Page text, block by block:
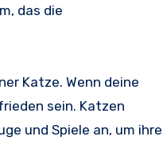
das die
Katze. Wenn deine
sein. Katzen
und Spiele an, um ihre